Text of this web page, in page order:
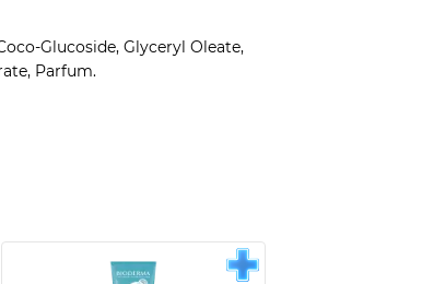
Glucoside, Glyceryl Oleate,
Parfum.